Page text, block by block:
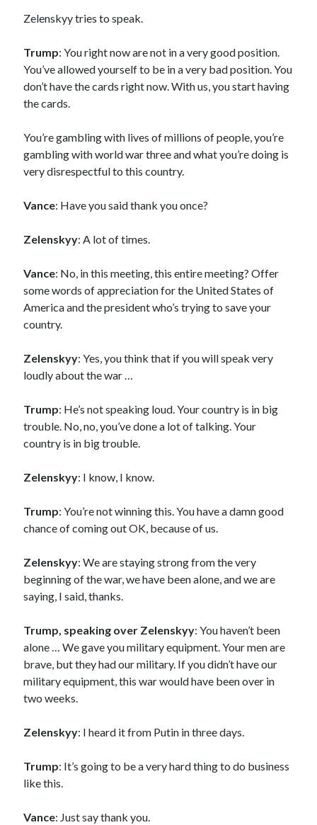
Zelenskyy tries to speak.
Trump: You right now are not in a very good position.
You’ve allowed yourself to be in a very bad position. You
don’t have the cards right now. With us, you start having
the cards.
You’re gambling with lives of millions of people, you’re
gambling with world war three and what you’re doing is
very disrespectful to this country.
Vance: Have you said thank you once?
Zelenskyy: A lot of times.
Vance: No, in this meeting, this entire meeting? Offer
some words of appreciation for the United States of
America and the president who’s trying to save your
country.
Zelenskyy: Yes, you think that if you will speak very
loudly about the war …
Trump: He’s not speaking loud. Your country is in big
trouble. No, no, you’ve done a lot of talking. Your
country is in big trouble.
Zelenskyy: I know, I know.
Trump: You’re not winning this. You have a damn good
chance of coming out OK, because of us.
Zelenskyy: We are staying strong from the very
beginning of the war, we have been alone, and we are
saying, I said, thanks.
Trump, speaking over Zelenskyy: You haven’t been
alone … We gave you military equipment. Your men are
brave, but they had our military. If you didn’t have our
military equipment, this war would have been over in
two weeks.
Zelenskyy: I heard it from Putin in three days.
Trump: It’s going to be a very hard thing to do business
like this.
Vance: Just say thank you.